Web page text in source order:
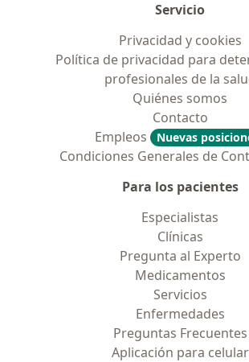
Servicio
Privacidad y cookies
Política de privacidad para
profesionales de la
Quiénes somos
Contacto
Empleos
Nuevas
Condiciones Generales de
Para los pacientes
Especialistas
Clínicas
Pregunta al Experto
Medicamentos
Servicios
Enfermedades
Preguntas Frecuentes
Aplicación para celular